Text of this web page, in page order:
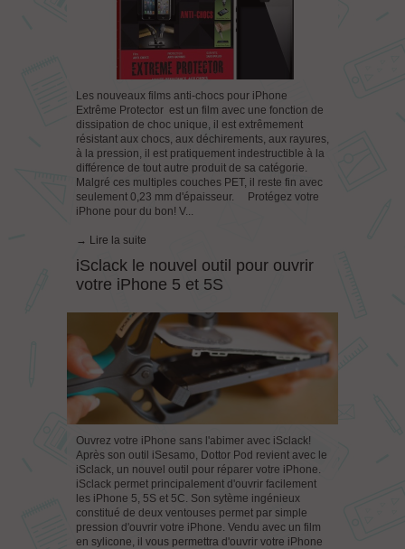
Les nouveaux films anti-chocs pour iPhone
Extrême Protector est un film avec une fonction de
dissipation de choc unique, il est extrêmement
résistant aux chocs, aux déchirements, aux rayures,
à la pression, il est pratiquement indestructible à la
différence de tout autre produit de sa catégorie.
Malgré ces multiples couches PET, il reste fin avec
seulement 0,23 mm d'épaisseur. Protégez votre
iPhone pour du bon! V...
→ Lire la suite
iSclack le nouvel outil pour ouvrir
votre iPhone 5 et 5S
Ouvrez votre iPhone sans l'abimer avec iSclack!
Après son outil iSesamo, Dottor Pod revient avec le
iSclack, un nouvel outil pour réparer votre iPhone.
iSclack permet principalement d'ouvrir facilement
les iPhone 5, 5S et 5C. Son sytème ingénieux
constitué de deux ventouses permet par simple
pression d'ouvrir votre iPhone. Vendu avec un film
en sylicone, il vous permettra d'ouvrir votre iPhone